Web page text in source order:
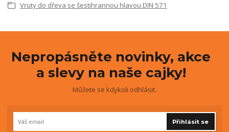
Vruty do dřeva se šestihrannou hlavou DIN 571
Nepropásněte novinky, akce
a slevy na naše cajky!
Můžete se kdykoli odhlásit.
Přihlásit se